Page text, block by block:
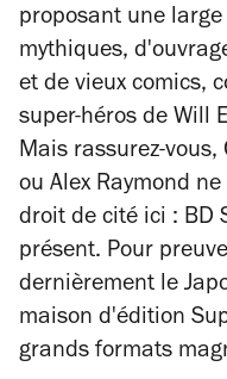
proposant une
mythiques,
et de vieux comics,
super-héros de Will
Mais rassurez-
ou Alex Raymond
droit de cité ici : BD
présent. Pour
dernièrement le
maison d'édition
grands formats